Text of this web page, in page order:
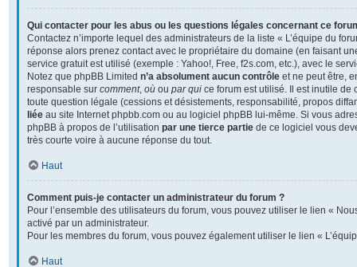
Qui contacter pour les abus ou les questions légales concernant ce
Contactez n’importe lequel des administrateurs de la liste « L’équipe du
réponse alors prenez contact avec le propriétaire du domaine (en faisant
service gratuit est utilisé (exemple : Yahoo!, Free, f2s.com, etc.), avec le
Notez que phpBB Limited n’a absolument aucun contrôle et ne peut être,
responsable sur comment, où ou par qui ce forum est utilisé. Il est inutile de
toute question légale (cessions et désistements, responsabilité, propos
liée au site Internet phpbb.com ou au logiciel phpBB lui-même. Si vous
phpBB à propos de l’utilisation par une tierce partie de ce logiciel vous
très courte voire à aucune réponse du tout.
Haut
Comment puis-je contacter un administrateur du forum ?
Pour l’ensemble des utilisateurs du forum, vous pouvez utiliser le lien «
activé par un administrateur.
Pour les membres du forum, vous pouvez également utiliser le lien «
Haut